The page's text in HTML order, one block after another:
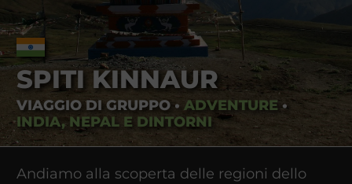
SPITI KINNAUR
VIAGGIO DI GRUPPO• ADVENTURE •
INDIA, NEPAL E DINTORNI
Andiamo alla scoperta delle regioni dello